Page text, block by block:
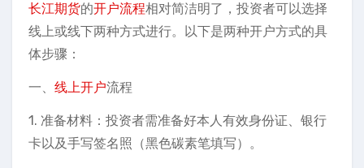
长江期货的开户流程相对简洁明了，投资者可以选择
线上或线下两种方式进行。以下是两种开户方式的具
体步骤：
一、 线上开户流程
1. 准备材料：投资者需准备好本人有效身份证、银行
卡以及手写签名照（黑色碳素笔填写）。